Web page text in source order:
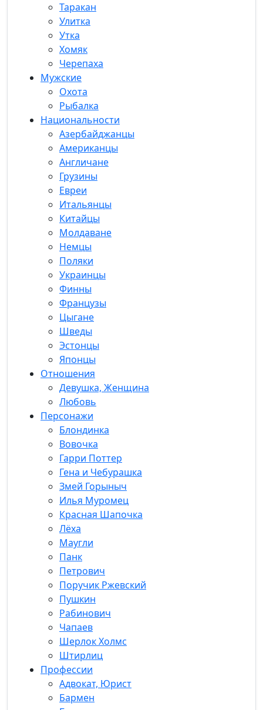
Таракан
Улитка
Утка
Хомяк
Черепаха
Мужские
Охота
Рыбалка
Национальности
Азербайджанцы
Американцы
Англичане
Грузины
Евреи
Итальянцы
Китайцы
Молдаване
Немцы
Поляки
Украинцы
Финны
Французы
Цыгане
Шведы
Эстонцы
Японцы
Отношения
Девушка, Женщина
Любовь
Персонажи
Блондинка
Вовочка
Гарри Поттер
Гена и Чебурашка
Змей Горыныч
Илья Муромец
Красная Шапочка
Лёха
Маугли
Панк
Петрович
Поручик Ржевский
Пушкин
Рабинович
Чапаев
Шерлок Холмс
Штирлиц
Профессии
Адвокат, Юрист
Бармен